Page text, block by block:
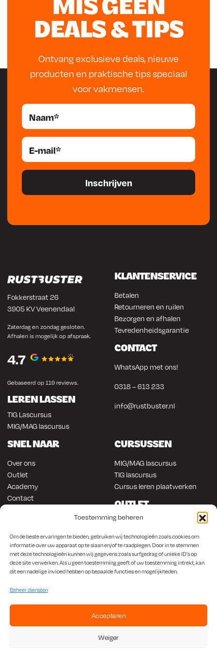
Toestemming beheren
Om de beste ervaringen te bieden, gebruiken wij technologieën zoals cookies om
informatie over uw apparaat op te slaan en/of te raadplegen. Door in te stemmen
met deze technologieën kunnen wij gegevens zoals surfgedrag of unieke ID's op
deze site verwerken. Als u geen toestemming geeft of uw toestemming intrekt, kan
dit een nadelige invloed hebben op bepaalde functies en mogelijkheden.
Beheer diensten
Accepteren
Weiger
niet-dragende verbindingen. In dit artikel lees je hoe
hardsolderen werkt, welke materialen en branders nodig
zijn en wanneer hardsolderen een betere keuze kan zijn
MIS GEEN
DEALS & TIPS
Ontvang exclusieve deals, nieuwe
producten en praktische tips speciaal
voor vakmensen.
Fokkerstraat 26
3905 KV Veenendaal
Zaterdag en zondag gesloten.
Afhalen is mogelijk op afspraak.
4.7
Gebaseerd op 119 reviews.
LEREN LASSEN
TIG Lascursus
MIG/MAG lascursus
KLANTENSERVICE
Betalen
Retourneren en ruilen
Bezorgen en afhalen
Tevredenheidsgarantie
CONTACT
WhatsApp met ons!
0318 – 613 233
info@rustbuster.nl
SNEL NAAR
Over ons
Outlet
Academy
Contact
ONLINE KOPEN
Lasapparatuur
Anti-roest producten
Werkplaats en automotive
Autorestauratie en plaatwerk
CURSUSSEN
MIG/MAG lascursus
TIG lascursus
Cursus leren plaatwerken
OUTLET
Gereedschap
Om en in de auto werken
Lasapparatuur
Overige producten